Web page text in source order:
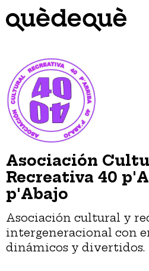
contingut
Asociación
Recreativa 40
p'Abajo
Asociación cultural y
intergeneracional con
dinámicos y divertidos.